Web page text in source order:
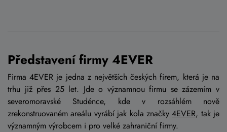
Představení firmy 4EVER
Firma 4EVER je jedna z největších českých firem, která je na
trhu již přes 25 let. Jde o významnou firmu se zázemím v
severomoravské Studénce, kde v rozsáhlém nově
zrekonstruovaném areálu vyrábí jak kola značky4EVER, tak je
významným výrobcem i pro velké zahraniční firmy.